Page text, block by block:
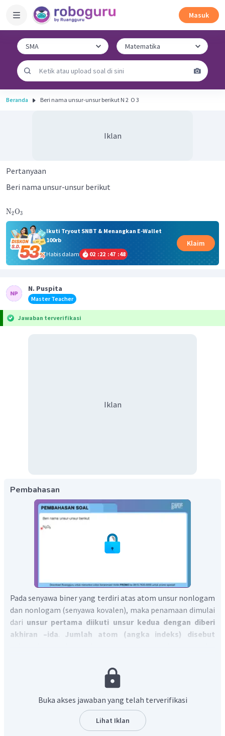
Masuk
Beranda Beri nama unsur-unsur berikut N 2 ​ O 3 ​
Iklan
Pertanyaan
Beri nama unsur-unsur berikut
N2O3
Ikuti Tryout SNBT & Menangkan E-Wallet
100rb
Habis dalam
02 :22 :47 :48
Klaim
N. Puspita
Master Teacher
Jawaban terverifikasi
Iklan
Pembahasan
Pada senyawa biner yang terdiri atas atom unsur nonlogam
dan nonlogam (senyawa kovalen), maka penamaan dimulai
dari unsur pertama diikuti unsur kedua dengan diberi
akhiran –ida. Jumlah atom (angka indeks) disebut
3=tri, 4=tetra, 5=penta, 6=heksa, 7=hepta, 8=okta, 9=nona,
dan 10=deka. Angka indeks 1 (mono) tidak wajib digunakan.
Nitrogen memiliki jumlah atom 2, sehingga ditambah
angka yunani "di" di awal dan oksigen memiliki jumlah
atom 3, sehingga ditambah angka yunani 'tri' dan diberi
Buka akses jawaban yang telah terverifikasi
Lihat Iklan